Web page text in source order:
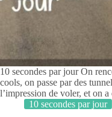
10 secondes par jour On
cools, on passe par des
l’impression de voler, et on a
10 secondes par jour